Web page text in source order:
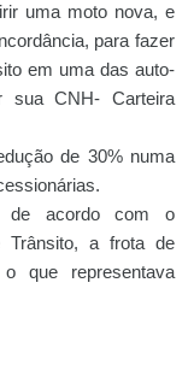
uma moto nova, e
para fazer
em uma das auto-
sua CNH- Carteira
de 30% numa
de acordo com o
Trânsito, a frota de
que representava